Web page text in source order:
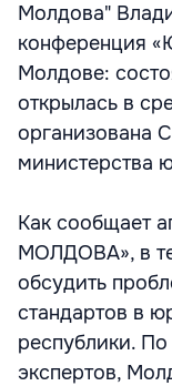
Молдова"
конференция
Молдове:
открылась в
организована
министерства
Как сообщает
МОЛДОВА», в
обсудить
стандартов в
республики.
экспертов,